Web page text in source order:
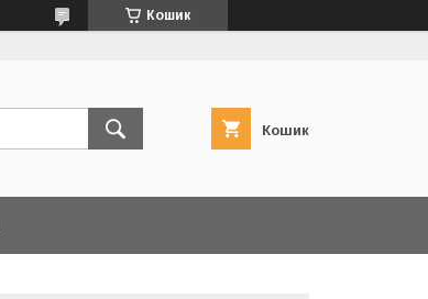
Кошик
Кошик